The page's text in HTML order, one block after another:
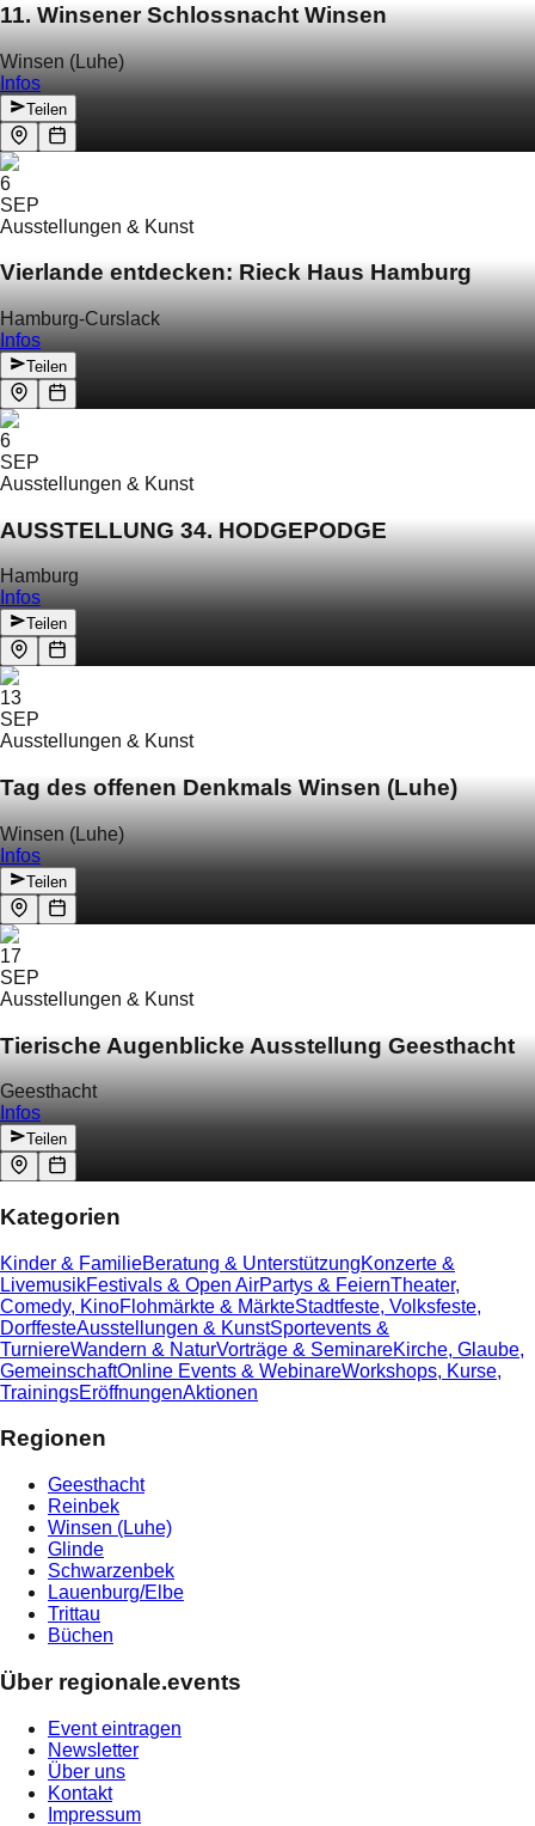
11. Winsener Schlossnacht Winsen
Winsen (Luhe)
Infos
Teilen
6
SEP
Ausstellungen & Kunst
Vierlande entdecken: Rieck Haus Hamburg
Hamburg-Curslack
Infos
Teilen
6
SEP
Ausstellungen & Kunst
AUSSTELLUNG 34. HODGEPODGE
Hamburg
Infos
Teilen
13
SEP
Ausstellungen & Kunst
Tag des offenen Denkmals Winsen (Luhe)
Winsen (Luhe)
Infos
Teilen
17
SEP
Ausstellungen & Kunst
Tierische Augenblicke Ausstellung Geesthacht
Geesthacht
Infos
Teilen
Kategorien
Kinder & FamilieBeratung & UnterstützungKonzerte &
LivemusikFestivals & Open AirPartys & FeiernTheater,
Comedy, KinoFlohmärkte & MärkteStadtfeste, Volksfeste,
DorffesteAusstellungen & KunstSportevents &
TurniereWandern & NaturVorträge & SeminareKirche, Glaube,
GemeinschaftOnline Events & WebinareWorkshops, Kurse,
TrainingsEröffnungenAktionen
Regionen
Geesthacht
Reinbek
Winsen (Luhe)
Glinde
Schwarzenbek
Lauenburg/Elbe
Trittau
Büchen
Über regionale.events
Event eintragen
Newsletter
Über uns
Kontakt
Impressum